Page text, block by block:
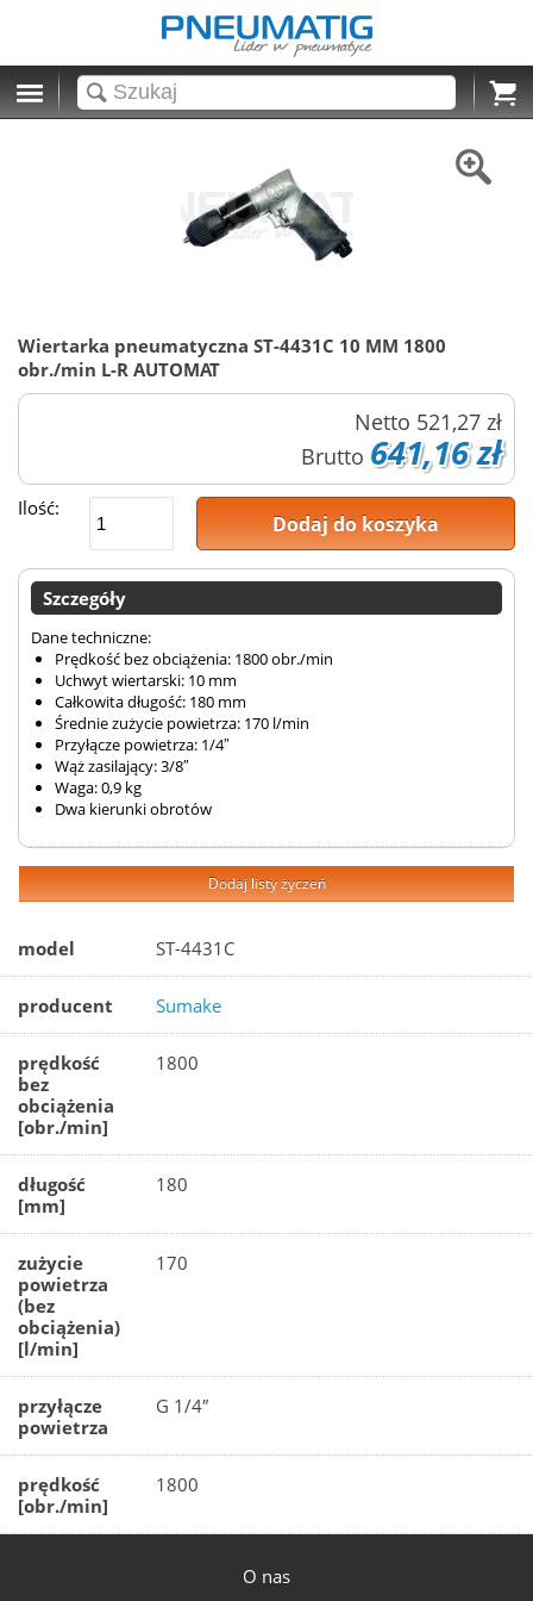
Cart
Wiertarka pneumatyczna ST-4431C 10 MM 1800
obr./min L-R AUTOMAT
Netto 521,27 zł
Brutto 641,16 zł
Ilość:
Dodaj do koszyka
Szczegóły
Dane techniczne:
Prędkość bez obciążenia: 1800 obr./min
Uchwyt wiertarski: 10 mm
Całkowita długość: 180 mm
Średnie zużycie powietrza: 170 l/min
Przyłącze powietrza: 1/4″
Wąż zasilający: 3/8″
Waga: 0,9 kg
Dwa kierunki obrotów
Dodaj listy życzeń
model ST-4431C
producent Sumake
prędkość
bez
obciążenia
[obr./min]
1800
długość
[mm]
180
zużycie
powietrza
(bez
obciążenia)
[l/min]
170
przyłącze
powietrza
G 1/4″
prędkość
[obr./min]
1800
O nas